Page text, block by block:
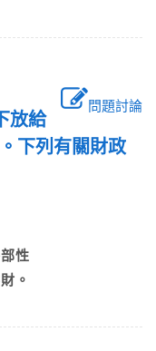
問題討論
放給
下列有關財政
部性
。